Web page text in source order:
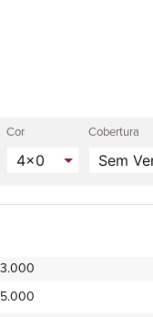
Cor Cobertura
3.000
5.000